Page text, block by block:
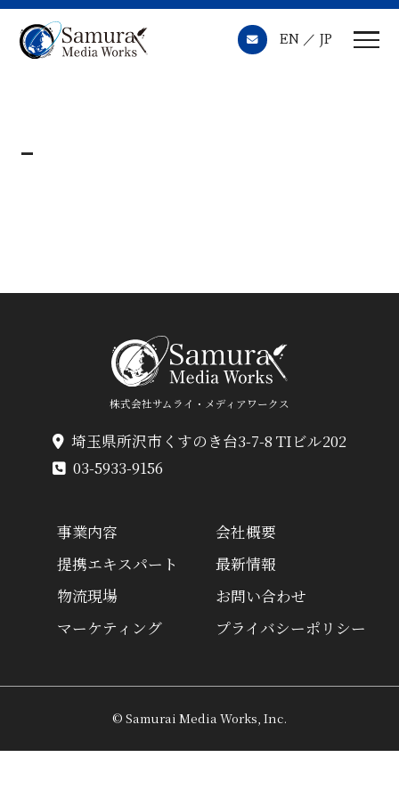
EN JP
-
株式会社サムライ・メディアワークス
埼玉県所沢市くすのき台3-7-8 TIビル202
03-5933-9156
事業内容
提携エキスパート
物流現場
マーケティング
会社概要
最新情報
お問い合わせ
プライバシーポリシー
© Samurai Media Works, Inc.